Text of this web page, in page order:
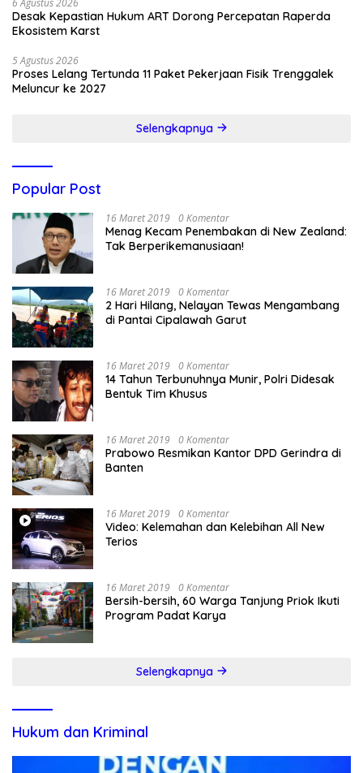
Desak Kepastian Hukum ART Dorong Percepatan Raperda
Ekosistem Karst
5 Agustus 2026
Proses Lelang Tertunda 11 Paket Pekerjaan Fisik Trenggalek
Meluncur ke 2027
Selengkapnya
Popular Post
16 Maret 2019 0 Komentar
Menag Kecam Penembakan di New Zealand:
Tak Berperikemanusiaan!
16 Maret 2019 0 Komentar
2 Hari Hilang, Nelayan Tewas Mengambang
di Pantai Cipalawah Garut
16 Maret 2019 0 Komentar
14 Tahun Terbunuhnya Munir, Polri Didesak
Bentuk Tim Khusus
16 Maret 2019 0 Komentar
Prabowo Resmikan Kantor DPD Gerindra di
Banten
16 Maret 2019 0 Komentar
Video: Kelemahan dan Kelebihan All New
Terios
16 Maret 2019 0 Komentar
Bersih-bersih, 60 Warga Tanjung Priok Ikuti
Program Padat Karya
Selengkapnya
Hukum dan Kriminal